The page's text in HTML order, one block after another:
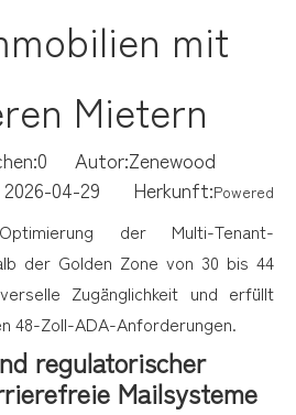
mit
Mietern
0 Autor:Zenewood
2026-04-29 Herkunft:Powered
der Multi-Tenant-
der Golden Zone von 30 bis 44
Zugänglichkeit und erfüllt
48-Zoll-ADA-Anforderungen.
regulatorischer
Mailsysteme